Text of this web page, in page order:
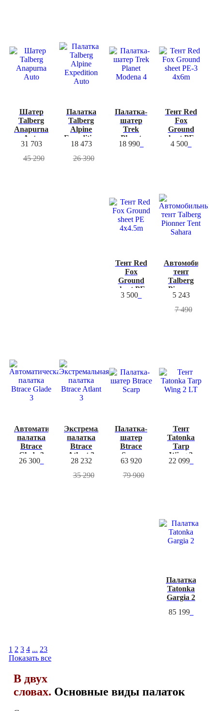
Шатер
Talberg
Anapurna
Auto
31 703
45 290
Палатка
Talberg
Alpine
Expedition
Auto
18 473
26 390
Палатка-
шатер
Trek
Planet
Modena 4
18 990
Тент Red
Fox
Ground
sheet PE-
3 4x6m
4 500
Тент Red
Fox
Ground
sheet PE
4x4.5m
3 500
-30%
тент
Talberg
Pionner
Tent
Sahara
5 243
7 490
Автоматическая
палатка
Btrace
Glade 3
26 300
Экстремальная
палатка
Btrace
Atlant 3
28 232
35 290
Палатка-
шатер
Btrace
Scarp
63 920
79 900
Тент
Tatonka
Tarp
Wing 2
LT
22 099
Палатка
Tatonka
Gargia 2
85 199
1 2 3 4 ... 23
Показать все
В двух
словах. Основные виды палаток